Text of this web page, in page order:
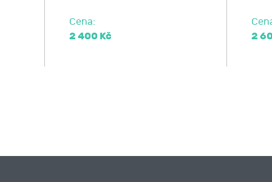
Cena:
2 400 Kč 2